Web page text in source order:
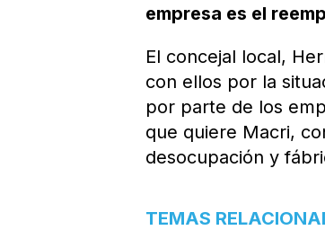
empresa es el
El concejal local,
con ellos por la
por parte de los
que quiere Macri,
desocupación y
TEMAS